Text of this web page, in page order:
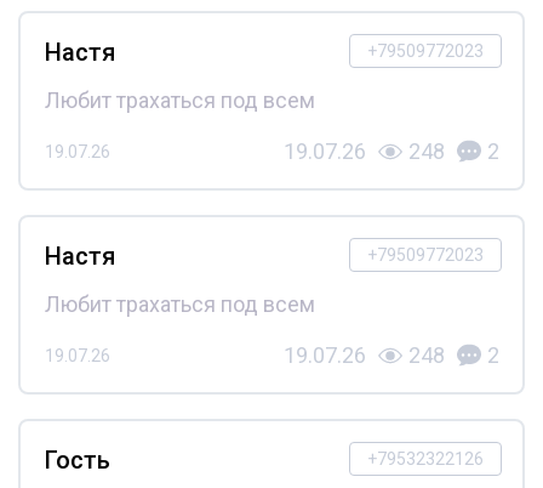
+79509772023
Настя
Любит трахаться под всем
19.07.26 19.07.26 248 2
+79509772023
Настя
Любит трахаться под всем
19.07.26 19.07.26 248 2
+79532322126
Гость